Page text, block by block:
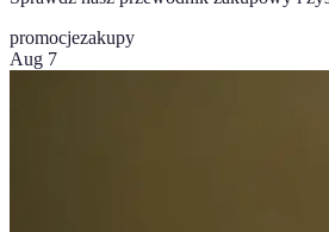
promocjezakupy
Aug 7